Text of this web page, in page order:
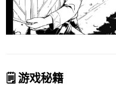
🗒️ 游戏秘籍